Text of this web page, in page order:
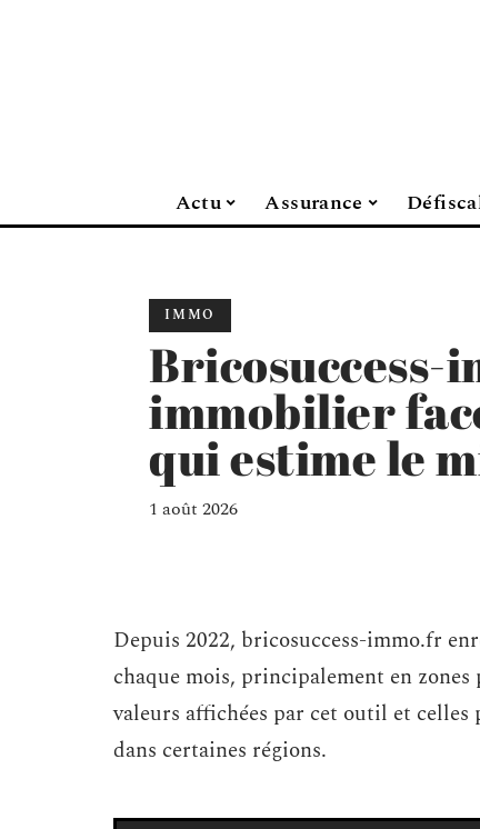
Actu Assurance
IMMO
immobilier
qui estime le
1 août 2026
Depuis 2022, bricosuccess-immo.fr
chaque mois, principalement en
valeurs affichées par cet outil et celles
dans certaines régions.